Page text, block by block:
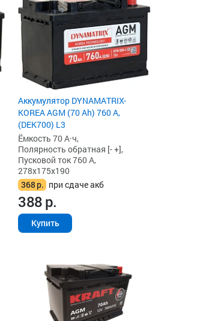
Аккумулятор DYNAMATRIX-
KOREA AGM (70 Ah) 760 А,
(DEK700) L3
Ёмкость 70 А·ч,
Полярность обратная [- +],
Пусковой ток 760 А,
278x175x190
368р. при сдаче акб
388р.
Купить